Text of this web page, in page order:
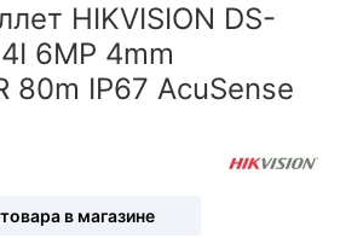
HIKVISION DS-
6MP 4mm
80m IP67 AcuSense
в магазине